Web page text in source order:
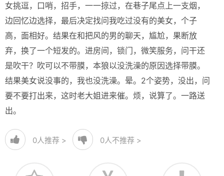
女挑逗，口哨，招手，一一掠过，在巷子尾点上一支烟，
边回忆边选择，最后决定找问我吃过没有的美女，个子
高，面相好。结果在和把风的男的聊天，尴尬，果断放
弃，换了一个短发的。进房间，锁门，微笑服务，问干还
是吹干？吹可以不带膜，本狼以没洗澡的原因选择带膜。
结果美女说没事的，我也没洗澡。晕。2个姿势，没出，问
要不要打出来，这时老大姐进来催。烦，说算了。一路送
出。
0人推荐 > 0人不推荐 >